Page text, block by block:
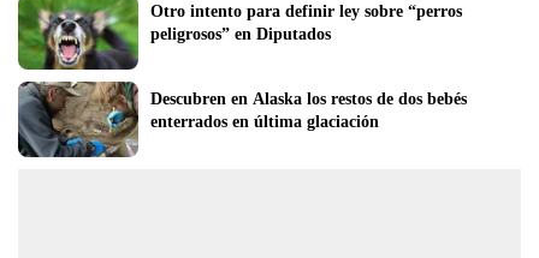
Otro intento para definir ley sobre “perros
peligrosos” en Diputados
Descubren en Alaska los restos de dos bebés
enterrados en última glaciación